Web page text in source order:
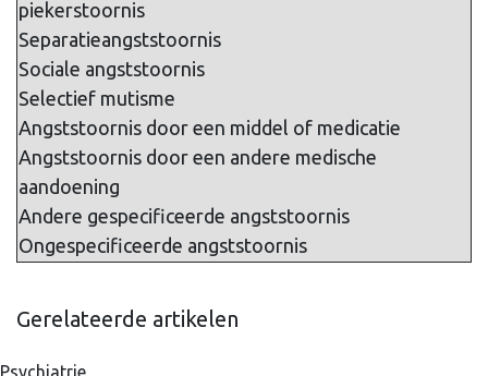
piekerstoornis
Separatieangststoornis
Sociale angststoornis
Selectief mutisme
Angststoornis door een middel of medicatie
Angststoornis door een andere medische
aandoening
Andere gespecificeerde angststoornis
Ongespecificeerde angststoornis
Gerelateerde artikelen
Psychiatrie